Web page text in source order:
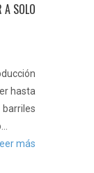
A SOLO
hasta
más